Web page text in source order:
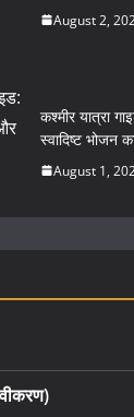
August 2,
कश्मीर यात्रा
स्वादिष्ट भोजन
August 1,